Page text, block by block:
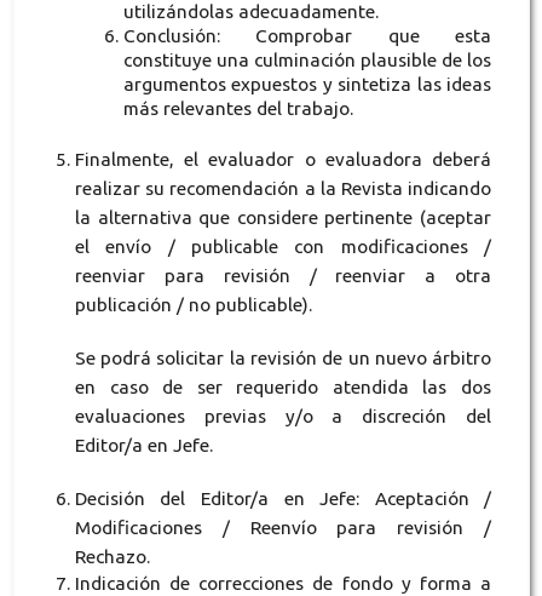
utilizándolas adecuadamente.
Conclusión: Comprobar que esta
constituye una culminación plausible de los
argumentos expuestos y sintetiza las ideas
más relevantes del trabajo.
Finalmente, el evaluador o evaluadora deberá
realizar su recomendación a la Revista indicando
la alternativa que considere pertinente (aceptar
el envío / publicable con modificaciones /
reenviar para revisión / reenviar a otra
publicación / no publicable).
Se podrá solicitar la revisión de un nuevo árbitro
en caso de ser requerido atendida las dos
evaluaciones previas y/o a discreción del
Editor/a en Jefe.
Decisión del Editor/a en Jefe: Aceptación /
Modificaciones / Reenvío para revisión /
Rechazo.
Indicación de correcciones de fondo y forma a